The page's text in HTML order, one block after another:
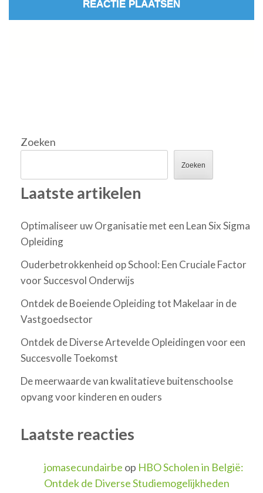
Zoeken
Zoeken
Laatste artikelen
Optimaliseer uw Organisatie met een Lean Six Sigma
Opleiding
Ouderbetrokkenheid op School: Een Cruciale Factor
voor Succesvol Onderwijs
Ontdek de Boeiende Opleiding tot Makelaar in de
Vastgoedsector
Ontdek de Diverse Artevelde Opleidingen voor een
Succesvolle Toekomst
De meerwaarde van kwalitatieve buitenschoolse
opvang voor kinderen en ouders
Laatste reacties
jomasecundairbe op HBO Scholen in België:
Ontdek de Diverse Studiemogelijkheden